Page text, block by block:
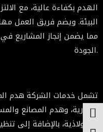
الهدم بكفاءة عالية، مع
البيئة. ويضم فريق العمل
مما يضمن إنجاز المشاريع
الجودة.
تشمل خدمات الشركة هدم
التجارية، وهدم المصانع
والفولاذية، بالإضافة إلى